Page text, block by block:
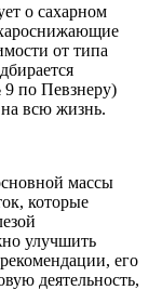
о сахарном
от типа
9 по Певзнеру)
всю жизнь.
массы
которые
улучшить
его
деятельность,